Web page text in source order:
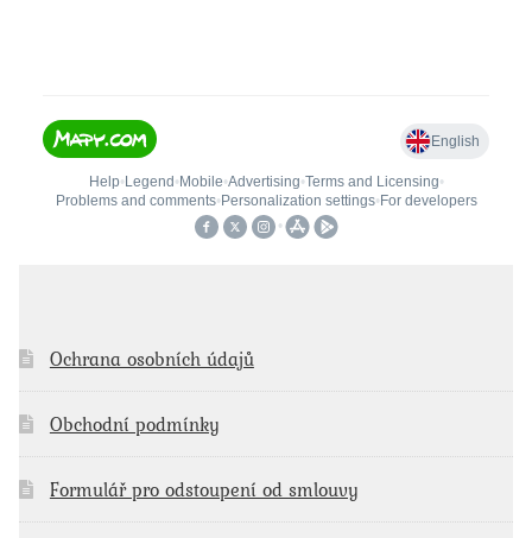
Ochrana osobních údajů
Obchodní podmínky
Formulář pro odstoupení od smlouvy